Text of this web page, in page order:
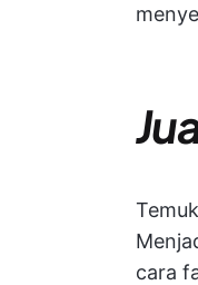
cara